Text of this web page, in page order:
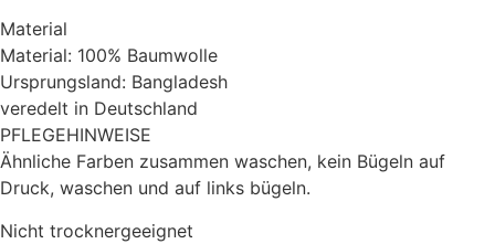
Material
Material: 100% Baumwolle
Ursprungsland: Bangladesh
veredelt in Deutschland
PFLEGEHINWEISE
Ähnliche Farben zusammen waschen, kein Bügeln auf
Druck, waschen und auf links bügeln.
Nicht trocknergeeignet